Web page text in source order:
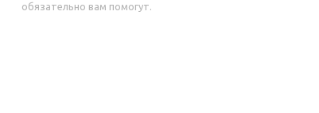
обязательно вам помогут.